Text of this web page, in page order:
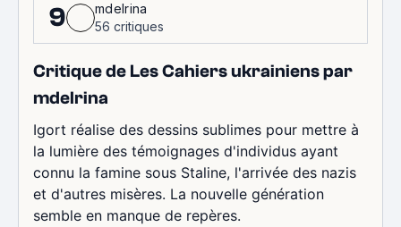
9
mdelrina
56 critiques
Critique de Les Cahiers ukrainiens par
mdelrina
Igort réalise des dessins sublimes pour mettre à
la lumière des témoignages d'individus ayant
connu la famine sous Staline, l'arrivée des nazis
et d'autres misères. La nouvelle génération
semble en manque de repères.